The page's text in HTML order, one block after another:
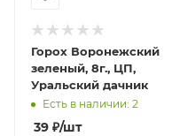
Горох Воронежский
зеленый, 8г., ЦП,
Уральский дачник
Есть в наличии: 2
39 ₽/шт